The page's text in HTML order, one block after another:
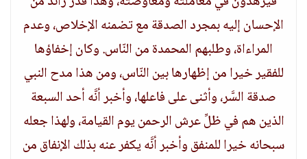
الإحسان إليه بمجرد الصدقة مع تضمنه الإخلاص، وعدم
المراءاة، وطلبهم المحمدة من النّاس. وكان إخفاؤها
للفقير خيرا من إظهارها بين النّاس، ومن هذا مدح النبي
صدقة السَّر، وأثنى على فاعلها، وأخبر أنَّه أحد السبعة
الذين هم في ظلِّ عرش الرحمن يوم القيامة، ولهذا جعله
سبحانه خيرا للمنفق وأخبر أنَّه يكفر عنه بذلك الإنفاق من